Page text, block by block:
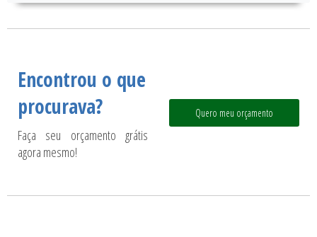
Encontrou o que
procurava?
Faça seu orçamento grátis
agora mesmo!
Quero meu orçamento